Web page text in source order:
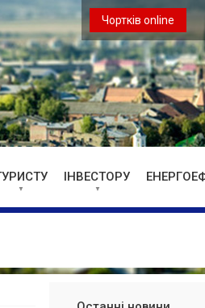
Чортків online
ІНВЕСТОРУ